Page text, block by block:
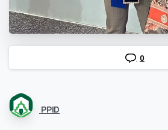
0
PPID